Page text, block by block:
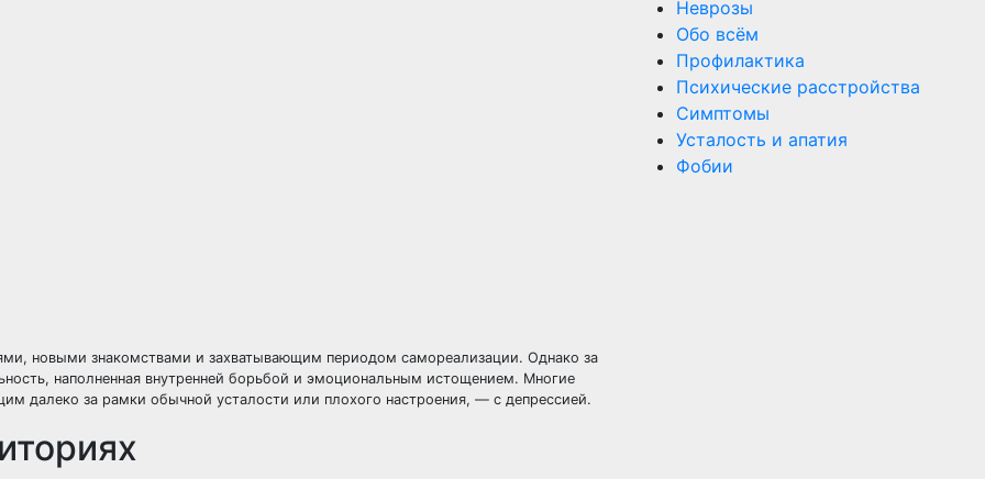
новыми знакомствами и захватывающим периодом самореализации. Однако за
наполненная внутренней борьбой и эмоциональным истощением. Многие
далеко за рамки обычной усталости или плохого настроения, — с депрессией.
Неврозы
Обо всём
Профилактика
Психические расстройства
Симптомы
Усталость и апатия
Фобии